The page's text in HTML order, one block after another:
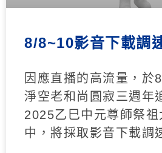
8/8~10影音下載調
因應直播的高流量，於
淨空老和尚圓寂三週年
2025乙巳中元尊師祭祖
中，將採取影音下載調